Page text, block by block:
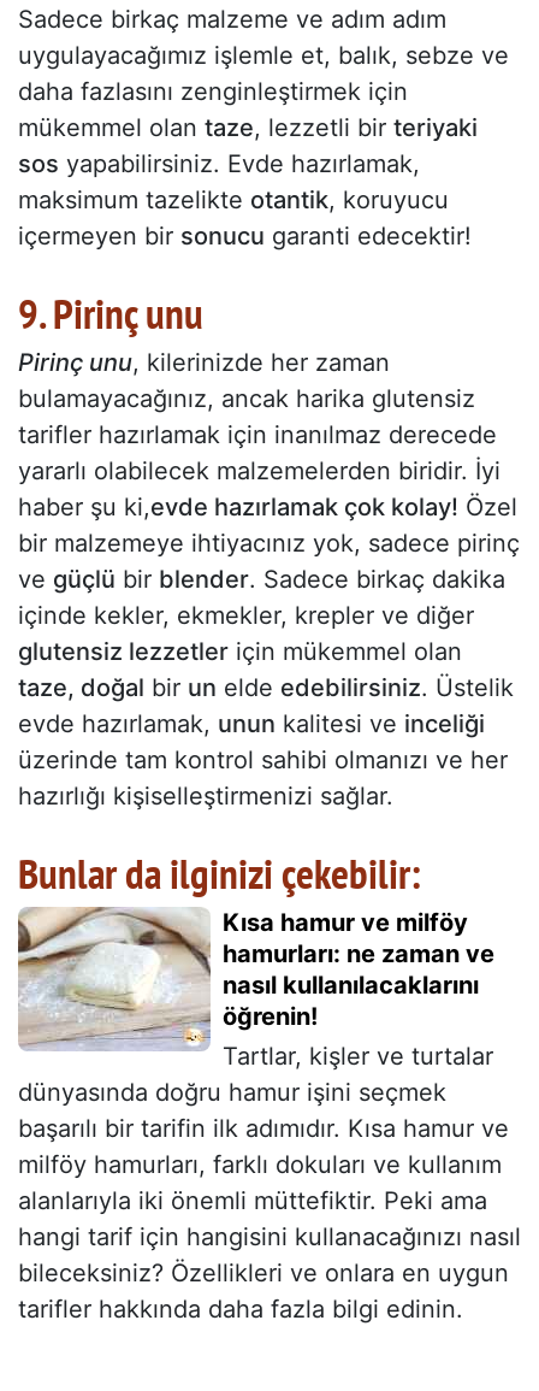
Sadece birkaç malzeme ve adım adım
uygulayacağımız işlemle et, balık, sebze ve
daha fazlasını zenginleştirmek için
mükemmel olan taze, lezzetli bir teriyaki
sos yapabilirsiniz. Evde hazırlamak,
maksimum tazelikte otantik, koruyucu
içermeyen bir sonucu garanti edecektir!
9. Pirinç unu
Pirinç unu, kilerinizde her zaman
bulamayacağınız, ancak harika glutensiz
tarifler hazırlamak için inanılmaz derecede
yararlı olabilecek malzemelerden biridir. İyi
haber şu ki,evde hazırlamak çok kolay! Özel
bir malzemeye ihtiyacınız yok, sadece pirinç
ve güçlü bir blender. Sadece birkaç dakika
içinde kekler, ekmekler, krepler ve diğer
glutensiz lezzetler için mükemmel olan
taze, doğal bir un elde edebilirsiniz. Üstelik
evde hazırlamak, unun kalitesi ve inceliği
üzerinde tam kontrol sahibi olmanızı ve her
hazırlığı kişiselleştirmenizi sağlar.
Bunlar da ilginizi çekebilir:
Kısa hamur ve milföy
hamurları: ne zaman ve
nasıl kullanılacaklarını
öğrenin!
Tartlar, kişler ve turtalar
dünyasında doğru hamur işini seçmek
başarılı bir tarifin ilk adımıdır. Kısa hamur ve
milföy hamurları, farklı dokuları ve kullanım
alanlarıyla iki önemli müttefiktir. Peki ama
hangi tarif için hangisini kullanacağınızı nasıl
bileceksiniz? Özellikleri ve onlara en uygun
tarifler hakkında daha fazla bilgi edinin.